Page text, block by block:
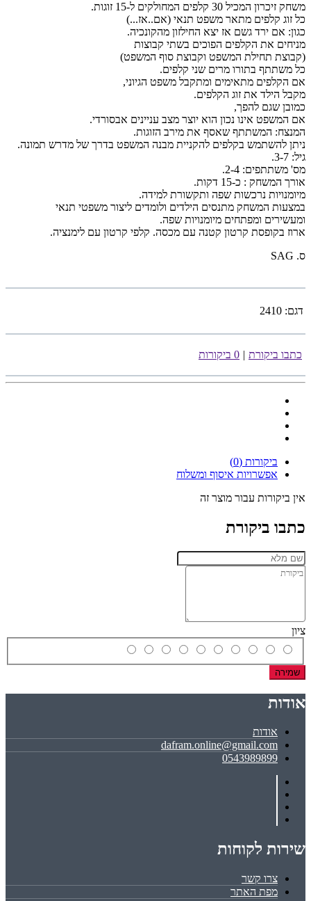
משחק זיכרון המכיל 30 קלפים המחולקים ל-15 זוגות.
כל זוג קלפים מתאר משפט תנאי (אם..אז...)
כגון: אם ירד גשם אז יצא החילזון מהקונכיה.
מניחים את הקלפים הפוכים בשתי קבוצות
(קבוצת תחילת המשפט וקבוצת סוף המשפט)
כל משתתף בתורו מרים שני קלפים.
אם הקלפים מתאימים ומתקבל משפט הגיוני,
מקבל הילד את זוג הקלפים.
כמובן שגם להפך,
אם המשפט אינו נכון הוא יוצר מצב עניינים אבסורדי.
המנצח: המשתתף שאסף את מירב הזוגות.
ניתן להשתמש בקלפים להקניית מבנה המשפט בדרך של מדרש תמונה.
גיל: 3-7.
מס' משתתפים: 2-4.
אורך המשחק : כ-15 דקות.
מיומנויות נרכשות שפה ותקשורת למידה.
במצעות המשחק מתנסים הילדים ולומדים ליצור משפטי תנאי
ומעשירים ומפתחים מיומנויות שפה.
ארוז בקופסת קרטון קטנה עם מכסה. קלפי קרטון עם לימנציה.
ס. SAG
דגם: 2410
כתבו ביקורת | 0 ביקורות
ביקורות (0)
אפשרויות איסוף ומשלוח
אין ביקורות עבור מוצר זה
כתבו ביקורת
ציון
שמירה
אודות
אודות
dafram.online@gmail.com
0543989899
שירות לקוחות
צרו קשר
מפת האתר